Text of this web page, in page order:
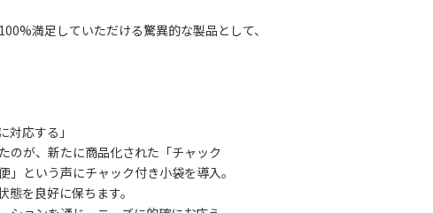
満足していただける驚異的な製品として、
応する」
が、新たに商品化された「チャック
いう声にチャック付き小袋を導入。
を良好に保ちます。